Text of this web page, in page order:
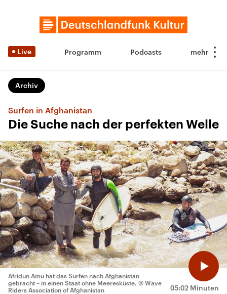
Live Programm Podcasts
Archiv
Surfen in Afghanistan
Die Suche nach der perfekten Welle
05:02 Minuten
Afridun Amu hat das Surfen nach Afghanistan
gebracht – in einen Staat ohne Meeresküste. © Wave
Riders Association of Afghanistan